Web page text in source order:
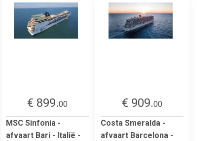
€ 899.00
MSC Sinfonia -
afvaart Bari - Italië -
€ 909.00
Costa Smeralda -
afvaart Barcelona -